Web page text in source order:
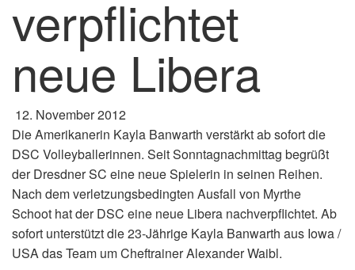
verpflichtet
neue Libera
12. November 2012
Die Amerikanerin Kayla Banwarth verstärkt ab sofort die
DSC Volleyballerinnen. Seit Sonntagnachmittag begrüßt
der Dresdner SC eine neue Spielerin in seinen Reihen.
Nach dem verletzungsbedingten Ausfall von Myrthe
Schoot hat der DSC eine neue Libera nachverpflichtet. Ab
sofort unterstützt die 23-Jährige Kayla Banwarth aus Iowa /
USA das Team um Cheftrainer Alexander Waibl.